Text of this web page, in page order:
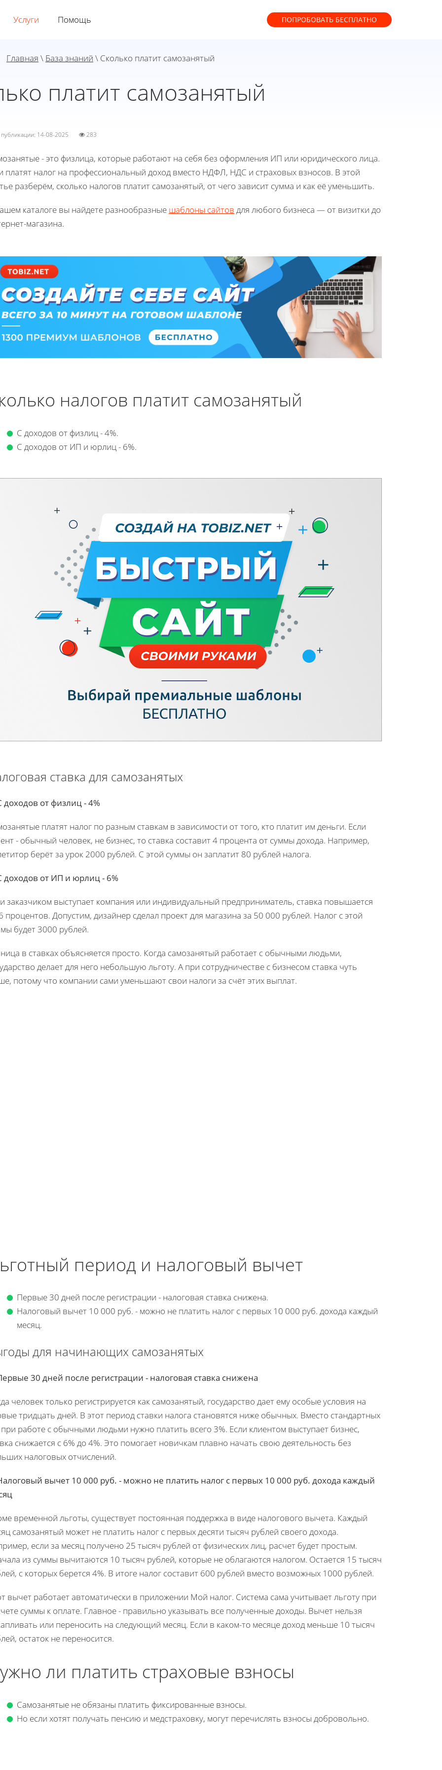
Услуги Помощь ПОПРОБОВАТЬ БЕСПЛАТНО
Главная \ База знаний \ Сколько платит самозанятый
платит самозанятый
публикации: 14-08-2025 283
- это физлица, которые работают на себя без оформления ИП или юридического лица.
платят налог на профессиональный доход вместо НДФЛ, НДС и страховых взносов. В этой
разберём, сколько налогов платит самозанятый, от чего зависит сумма и как её уменьшить.
каталоге вы найдете разнообразные шаблоны сайтов для любого бизнеса — от визитки до
магазина.
налогов платит самозанятый
С доходов от физлиц - 4%.
С доходов от ИП и юрлиц - 6%.
ставка для самозанятых
доходов от физлиц - 4%
платят налог по разным ставкам в зависимости от того, кто платит им деньги. Если
- обычный человек, не бизнес, то ставка составит 4 процента от суммы дохода. Например,
берёт за урок 2000 рублей. С этой суммы он заплатит 80 рублей налога.
доходов от ИП и юрлиц - 6%
заказчиком выступает компания или индивидуальный предприниматель, ставка повышается
процентов. Допустим, дизайнер сделал проект для магазина за 50 000 рублей. Налог с этой
будет 3000 рублей.
в ставках объясняется просто. Когда самозанятый работает с обычными людьми,
делает для него небольшую льготу. А при сотрудничестве с бизнесом ставка чуть
потому что компании сами уменьшают свои налоги за счёт этих выплат.
период и налоговый вычет
Первые 30 дней после регистрации - налоговая ставка снижена.
Налоговый вычет 10 000 руб. - можно не платить налог с первых 10 000 руб. дохода каждый
месяц.
для начинающих самозанятых
30 дней после регистрации - налоговая ставка снижена
человек только регистрируется как самозанятый, государство дает ему особые условия на
тридцать дней. В этот период ставки налога становятся ниже обычных. Вместо стандартных
работе с обычными людьми нужно платить всего 3%. Если клиентом выступает бизнес,
снижается с 6% до 4%. Это помогает новичкам плавно начать свою деятельность без
налоговых отчислений.
вычет 10 000 руб. - можно не платить налог с первых 10 000 руб. дохода каждый
временной льготы, существует постоянная поддержка в виде налогового вычета. Каждый
самозанятый может не платить налог с первых десяти тысяч рублей своего дохода.
если за месяц получено 25 тысяч рублей от физических лиц, расчет будет простым.
из суммы вычитаются 10 тысяч рублей, которые не облагаются налогом. Остается 15 тысяч
с которых берется 4%. В итоге налог составит 600 рублей вместо возможных 1000 рублей.
вычет работает автоматически в приложении Мой налог. Система сама учитывает льготу при
суммы к оплате. Главное - правильно указывать все полученные доходы. Вычет нельзя
или переносить на следующий месяц. Если в каком-то месяце доход меньше 10 тысяч
остаток не переносится.
ли платить страховые взносы
Самозанятые не обязаны платить фиксированные взносы.
Но если хотят получать пенсию и медстраховку, могут перечислять взносы добровольно.